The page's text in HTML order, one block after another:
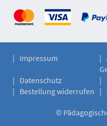
Impressum
Datenschutz
Bestellung widerrufen
©